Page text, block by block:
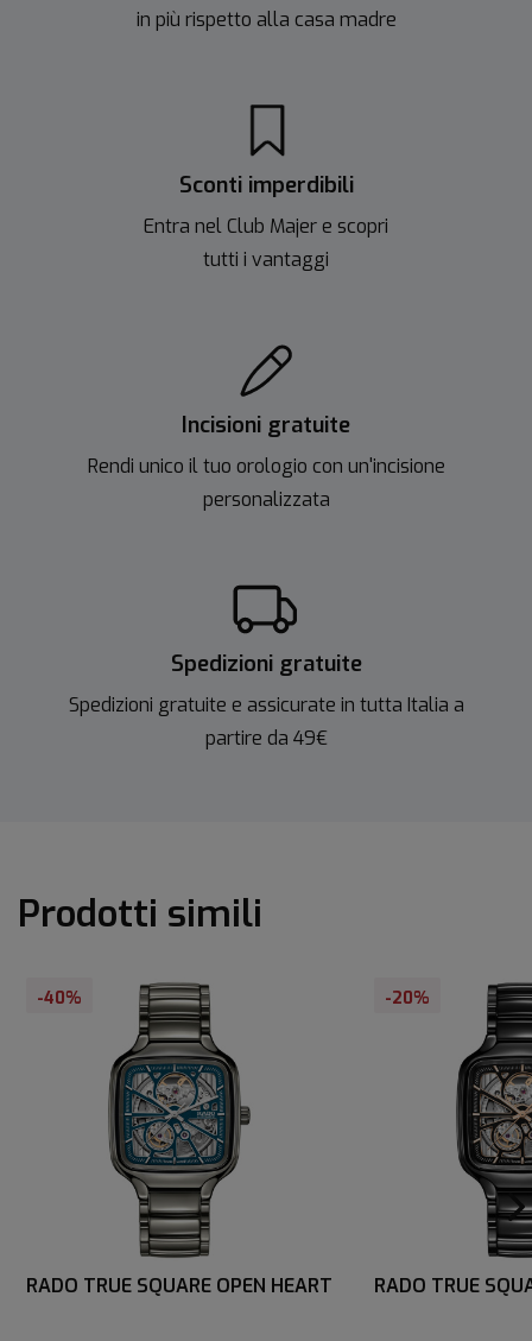
in più rispetto alla casa madre
Sconti imperdibili
Entra nel Club Majer e scopri
tutti i vantaggi
Incisioni gratuite
Rendi unico il tuo orologio con un'incisione
personalizzata
Spedizioni gratuite
Spedizioni gratuite e assicurate in tutta Italia a
partire da 49€
Prodotti simili
-40%
RADO TRUE SQUARE OPEN HEART
-20%
RADO TRUE